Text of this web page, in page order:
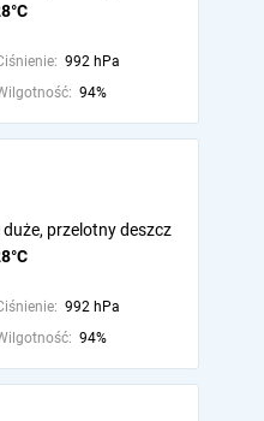
992 hPa
94%
przelotny deszcz
992 hPa
94%